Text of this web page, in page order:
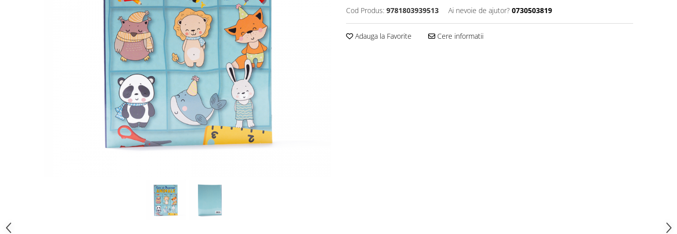
Prietenie, Logodnă și Căsătorie
Conducerea și Păstorirea Bisericii
Devoționale/Meditații Biblice
Cod Produs: 9781803939513 Ai nevoie de ajutor? 0730503819
Adauga la Favorite Cere informatii